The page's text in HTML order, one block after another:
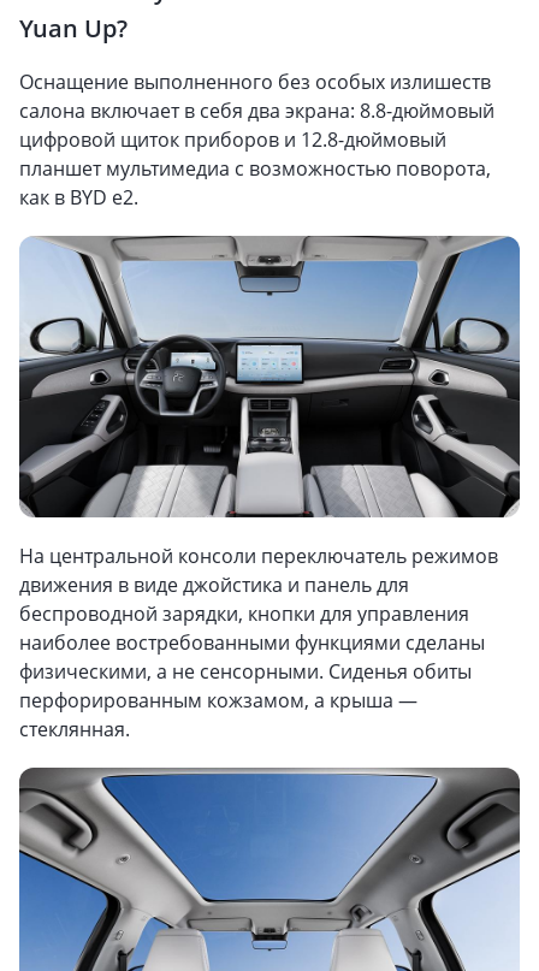
Yuan Up?
Оснащение выполненного без особых излишеств
салона включает в себя два экрана: 8.8-дюймовый
цифровой щиток приборов и 12.8-дюймовый
планшет мультимедиа с возможностью поворота,
как в BYD e2.
На центральной консоли переключатель режимов
движения в виде джойстика и панель для
беспроводной зарядки, кнопки для управления
наиболее востребованными функциями сделаны
физическими, а не сенсорными. Сиденья обиты
перфорированным кожзамом, а крыша —
стеклянная.